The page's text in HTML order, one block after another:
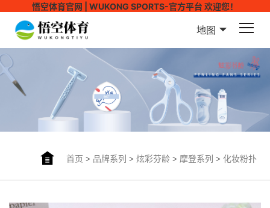
悟空体育官网 | WUKONG SPORTS-官方平台 欢迎您！
地图
首页 > 品牌系列 > 炫彩芬龄 > 摩登系列 > 化妆粉扑